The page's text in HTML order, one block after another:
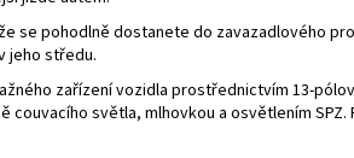
se pohodlně dostanete do zavazadlového
jeho středu.
zařízení vozidla prostřednictvím 13-
světla, mlhovkou a osvětlením SPZ.